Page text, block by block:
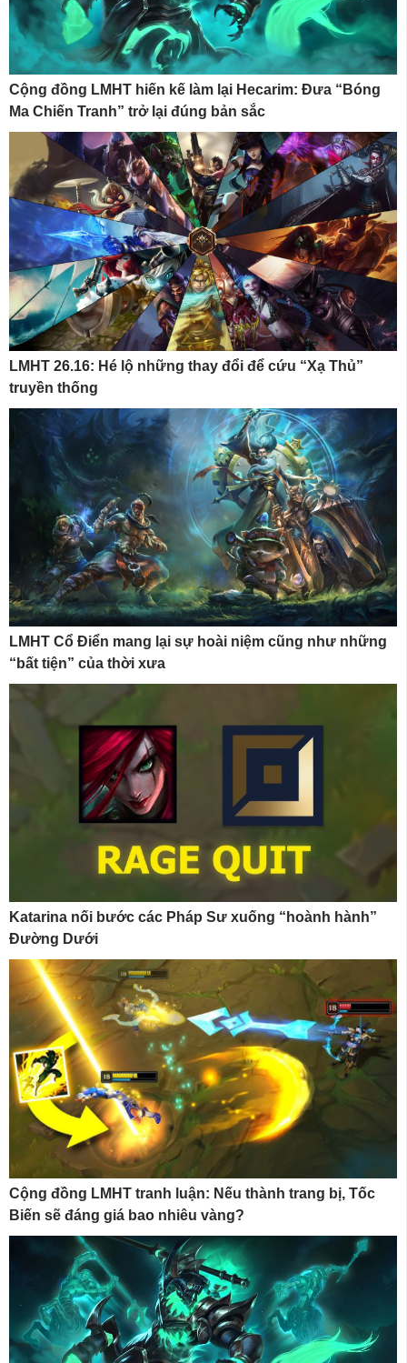
Cộng đồng LMHT hiến kế làm lại Hecarim: Đưa “Bóng
Ma Chiến Tranh” trở lại đúng bản sắc
LMHT 26.16: Hé lộ những thay đổi để cứu “Xạ Thủ”
truyền thống
LMHT Cổ Điển mang lại sự hoài niệm cũng như những
“bất tiện” của thời xưa
Katarina nối bước các Pháp Sư xuống “hoành hành”
Đường Dưới
Cộng đồng LMHT tranh luận: Nếu thành trang bị, Tốc
Biến sẽ đáng giá bao nhiêu vàng?